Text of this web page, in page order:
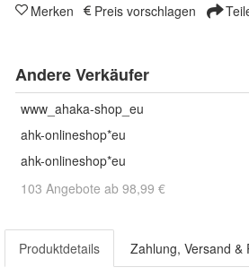
Merken Preis vorschlagen
Andere Verkäufer
www_ahaka-shop_eu
ahk-onlineshop*eu
ahk-onlineshop*eu
103 Angebote ab 98,99 €
Produktdetails Zahlung, Versand &